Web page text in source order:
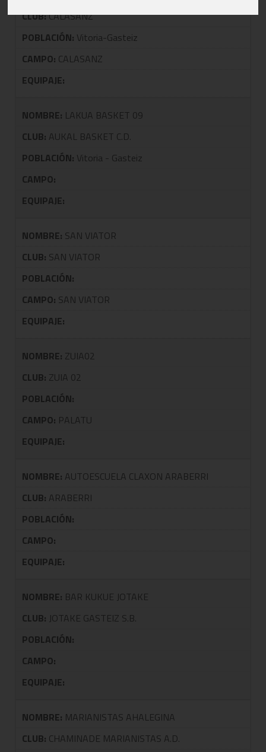
CLUB:CALASANZ
POBLACIÓN: Vitoria-Gasteiz
CAMPO: CALASANZ
EQUIPAJE:
NOMBRE: LAKUA BASKET 09
CLUB: AUKAL BASKET C.D.
POBLACIÓN: Vitoria - Gasteiz
CAMPO:
EQUIPAJE:
NOMBRE: SAN VIATOR
CLUB: SAN VIATOR
POBLACIÓN:
CAMPO: SAN VIATOR
EQUIPAJE:
NOMBRE: ZUIA02
CLUB: ZUIA 02
POBLACIÓN:
CAMPO: PALATU
EQUIPAJE:
NOMBRE: AUTOESCUELA CLAXON ARABERRI
CLUB: ARABERRI
POBLACIÓN:
CAMPO:
EQUIPAJE:
NOMBRE: BAR KUKUE JOTAKE
CLUB: JOTAKE GASTEIZ S.B.
POBLACIÓN:
CAMPO:
EQUIPAJE:
NOMBRE: MARIANISTAS AHALEGINA
CLUB: CHAMINADE MARIANISTAS A.D.